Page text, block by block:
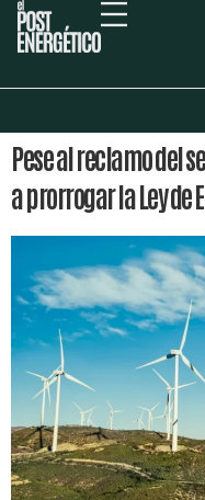
Pese al reclamo del
a prorrogar la Ley de